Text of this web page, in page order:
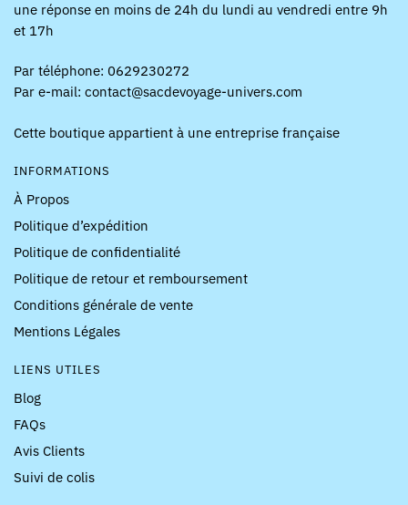
une réponse en moins de 24h du lundi au vendredi entre 9h
et 17h
Par téléphone: 0629230272
Par e-mail: contact@sacdevoyage-univers.com
Cette boutique appartient à une entreprise française
INFORMATIONS
À Propos
Politique d’expédition
Politique de confidentialité
Politique de retour et remboursement
Conditions générale de vente
Mentions Légales
LIENS UTILES
Blog
FAQs
Avis Clients
Suivi de colis